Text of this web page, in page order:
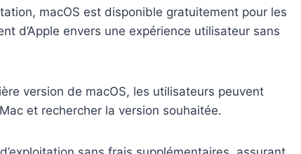
macOS est disponible gratuitement pour les
d’Apple envers une expérience utilisateur sans
version de macOS, les utilisateurs peuvent
et rechercher la version souhaitée.